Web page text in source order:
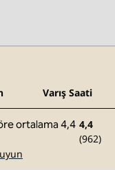
Varış Saati
4,4
(962)